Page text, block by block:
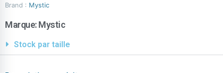
Brand : Mystic
Marque:Mystic
Stock par taille